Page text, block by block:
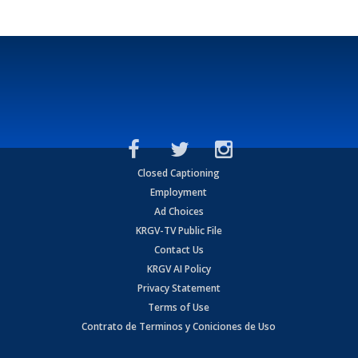
Closed Captioning
Employment
Ad Choices
KRGV-TV Public File
Contact Us
KRGV AI Policy
Privacy Statement
Terms of Use
Contrato de Terminos y Coniciones de Uso